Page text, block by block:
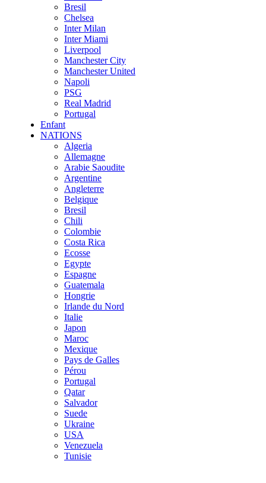
Bresil
Chelsea
Inter Milan
Inter Miami
Liverpool
Manchester City
Manchester United
Napoli
PSG
Real Madrid
Portugal
Enfant
NATIONS
Algeria
Allemagne
Arabie Saoudite
Argentine
Angleterre
Belgique
Bresil
Chili
Colombie
Costa Rica
Ecosse
Egypte
Espagne
Guatemala
Hongrie
Irlande du Nord
Italie
Japon
Maroc
Mexique
Pays de Galles
Pérou
Portugal
Qatar
Salvador
Suede
Ukraine
USA
Venezuela
Tunisie